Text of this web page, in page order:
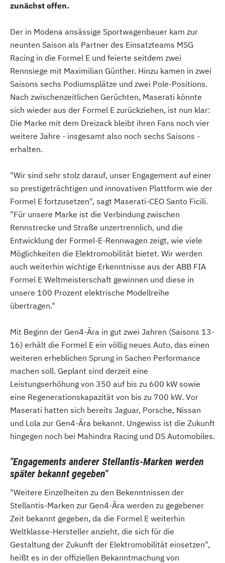
zunächst offen.
Der in Modena ansässige Sportwagenbauer kam zur
neunten Saison als Partner des Einsatzteams MSG
Racing in die Formel E und feierte seitdem zwei
Rennsiege mit Maximilian Günther. Hinzu kamen in zwei
Saisons sechs Podiumsplätze und zwei Pole-Positions.
Nach zwischenzeitlichen Gerüchten, Maserati könnte
sich wieder aus der Formel E zurückziehen, ist nun klar:
Die Marke mit dem Dreizack bleibt ihren Fans noch vier
weitere Jahre - insgesamt also noch sechs Saisons -
erhalten.
"Wir sind sehr stolz darauf, unser Engagement auf einer
so prestigeträchtigen und innovativen Plattform wie der
Formel E fortzusetzen", sagt Maserati-CEO Santo Ficili.
"Für unsere Marke ist die Verbindung zwischen
Rennstrecke und Straße unzertrennlich, und die
Entwicklung der Formel-E-Rennwagen zeigt, wie viele
Möglichkeiten die Elektromobilität bietet. Wir werden
auch weiterhin wichtige Erkenntnisse aus der ABB FIA
Formel E Weltmeisterschaft gewinnen und diese in
unsere 100 Prozent elektrische Modellreihe
übertragen."
Mit Beginn der Gen4-Ära in gut zwei Jahren (Saisons 13-
16) erhält die Formel E ein völlig neues Auto, das einen
weiteren erheblichen Sprung in Sachen Performance
machen soll. Geplant sind derzeit eine
Leistungserhöhung von 350 auf bis zu 600 kW sowie
eine Regenerationskapazität von bis zu 700 kW. Vor
Maserati hatten sich bereits Jaguar, Porsche, Nissan
und Lola zur Gen4-Ära bekannt. Ungewiss ist die Zukunft
hingegen noch bei Mahindra Racing und DS Automobiles.
"Engagements anderer Stellantis-Marken werden
später bekannt gegeben"
"Weitere Einzelheiten zu den Bekenntnissen der
Stellantis-Marken zur Gen4-Ära werden zu gegebener
Zeit bekannt gegeben, da die Formel E weiterhin
Weltklasse-Hersteller anzieht, die sich für die
Gestaltung der Zukunft der Elektromobilität einsetzen",
heißt es in der offiziellen Bekanntmachung von